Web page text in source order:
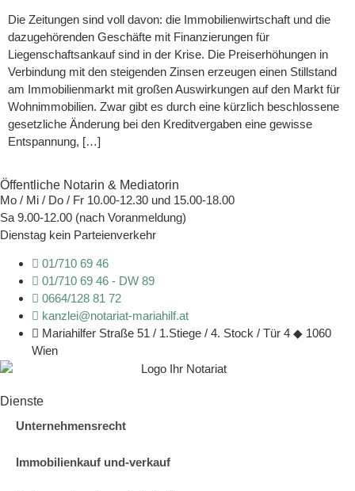
Die Zeitungen sind voll davon: die Immobilienwirtschaft und die
dazugehörenden Geschäfte mit Finanzierungen für
Liegenschaftsankauf sind in der Krise. Die Preiserhöhungen in
Verbindung mit den steigenden Zinsen erzeugen einen Stillstand
am Immobilienmarkt mit großen Auswirkungen auf den Markt für
Wohnimmobilien. Zwar gibt es durch eine kürzlich beschlossene
gesetzliche Änderung bei den Kreditvergaben eine gewisse
Entspannung, […]
Öffentliche Notarin & Mediatorin
Mo / Mi / Do / Fr 10.00-12.30 und 15.00-18.00
Sa 9.00-12.00 (nach Voranmeldung)
Dienstag kein Parteienverkehr
01/710 69 46
01/710 69 46 - DW 89
0664/128 81 72
kanzlei@notariat-mariahilf.at
Mariahilfer Straße 51 / 1.Stiege / 4. Stock / Tür 4 ◆ 1060
Wien
Dienste
Unternehmensrecht
Immobilienkauf und-verkauf